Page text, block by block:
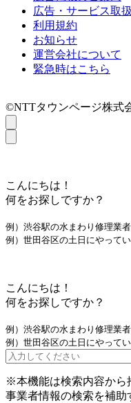
広告・サービス取
利用規約
お知らせ
運営会社について
緊急時はこちら
©NTTタウンページ株式
こんにちは！
何をお探しですか？
例）渋谷駅の水まわり修理業者
例）世田谷区の土日にやって
こんにちは！
何をお探しですか？
例）渋谷駅の水まわり修理業者
例）世田谷区の土日にやって
※本機能は検索内容から
事業者情報の検索を補助